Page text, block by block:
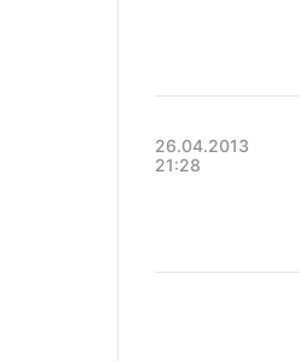
26.04.2013
21:28